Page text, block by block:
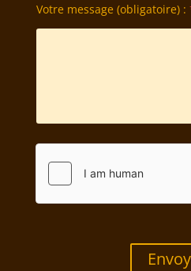
Votre message (obligatoire) :